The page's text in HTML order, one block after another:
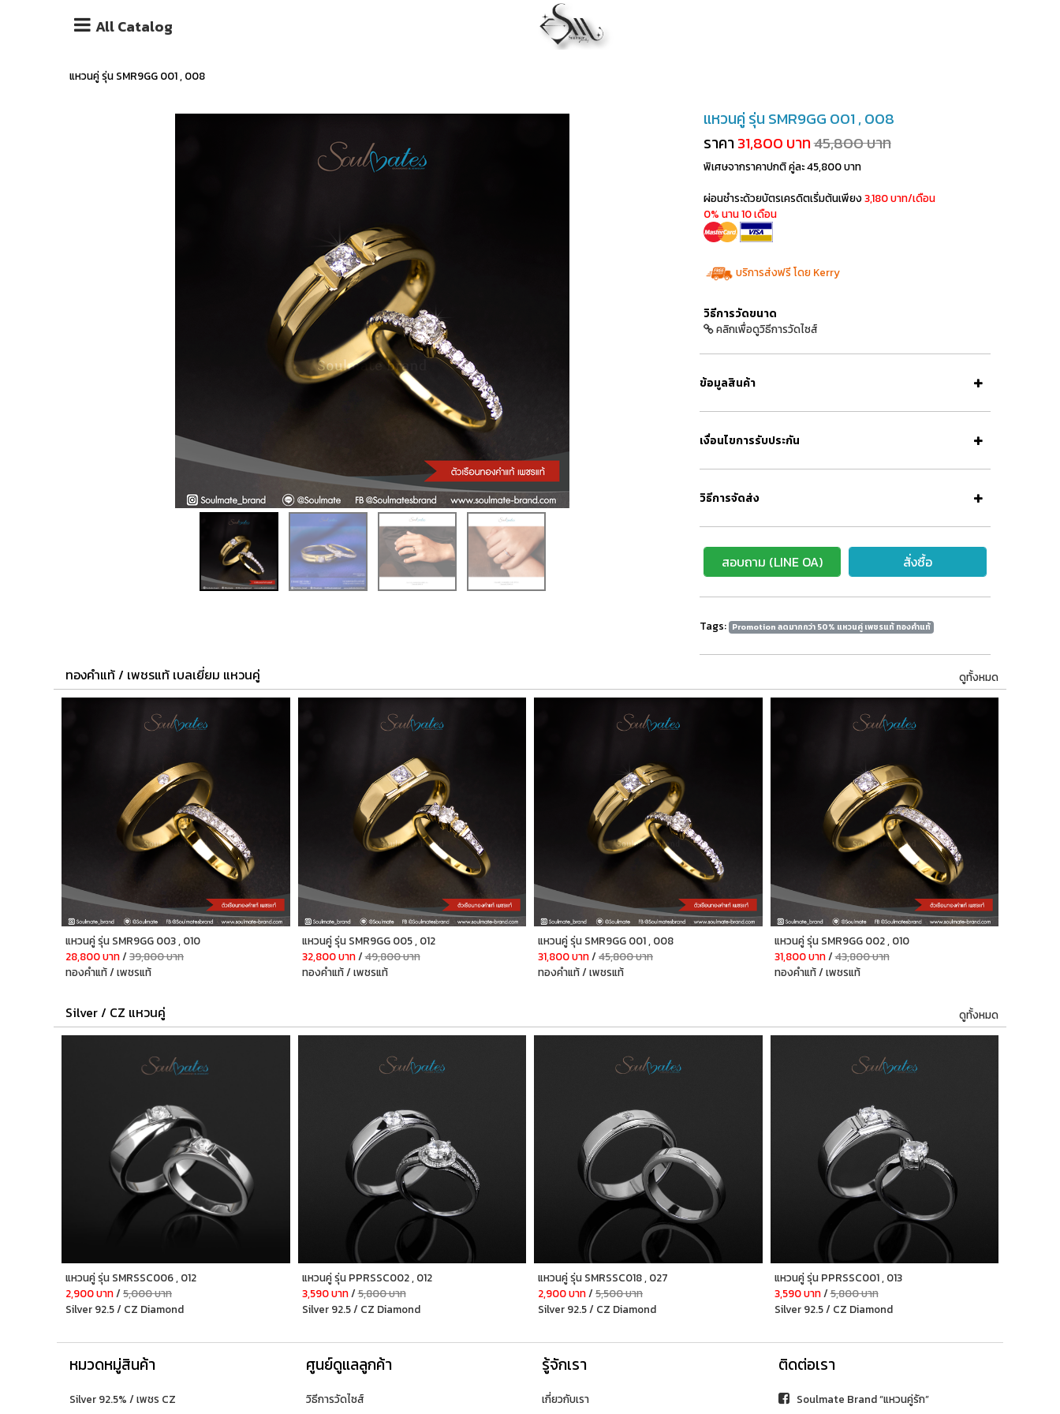
All Catalog
แหวนคู่ รุ่น SMR9GG 001 , 008
แหวนคู่ รุ่น SMR9GG 001 , 008
ราคา31,800 บาท45,800 บาท
พิเศษจากราคาปกติ คู่ละ 45,800 บาท
ผ่อนชำระด้วยบัตรเครดิตเริ่มต้นเพียง3,180 บาท/เดือน
0% นาน 10 เดือน
บริการส่งฟรี โดย Kerry
วิธีการวัดขนาด
คลิกเพื่อดูวิธีการวัดไซส์
ข้อมูลสินค้า
เงื่อนไขการรับประกัน
วิธีการจัดส่ง
สอบถาม (LINE OA) สั่งซื้อ
Tags: Promotion ลดมากกว่า 50% แหวนคู่ เพชรแท้ ทองคำแท้
ทองคำแท้ / เพชรแท้ เบลเยี่ยม แหวนคู่ ดูทั้งหมด
แหวนคู่ รุ่น SMR9GG 003 , 010
28,800 บาท/39,800 บาท
ทองคำแท้ / เพชรแท้
แหวนคู่ รุ่น SMR9GG 005 , 012
32,800 บาท/49,800 บาท
ทองคำแท้ / เพชรแท้
แหวนคู่ รุ่น SMR9GG 001 , 008
31,800 บาท/45,800 บาท
ทองคำแท้ / เพชรแท้
แหวนคู่ รุ่น SMR9GG 002 , 010
31,800 บาท/43,800 บาท
ทองคำแท้ / เพชรแท้
Silver / CZ แหวนคู่ ดูทั้งหมด
แหวนคู่ รุ่น SMRSSC006 , 012
2,900 บาท/5,000 บาท
Silver 92.5 / CZ Diamond
แหวนคู่ รุ่น PPRSSC002 , 012
3,590 บาท/5,800 บาท
Silver 92.5 / CZ Diamond
แหวนคู่ รุ่น SMRSSC018 , 027
2,900 บาท/5,500 บาท
Silver 92.5 / CZ Diamond
แหวนคู่ รุ่น PPRSSC001 , 013
3,590 บาท/5,800 บาท
Silver 92.5 / CZ Diamond
หมวดหมู่สินค้า
Silver 92.5% / เพชร CZ
ศูนย์ดูแลลูกค้า
วิธีการวัดไซส์
รู้จักเรา
เกี่ยวกับเรา
ติดต่อเรา
Soulmate Brand “แหวนคู่รัก”